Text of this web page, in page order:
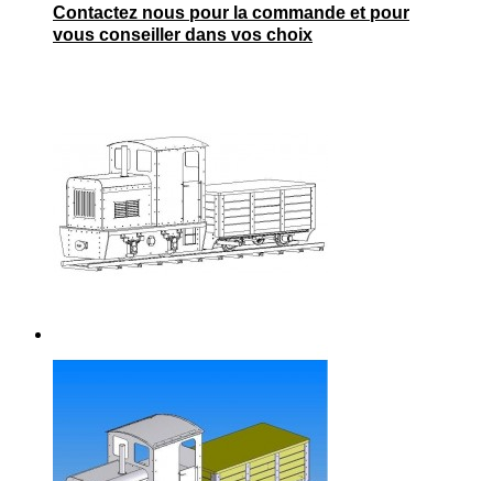
Contactez nous pour la commande et pour
vous conseiller dans vos choix